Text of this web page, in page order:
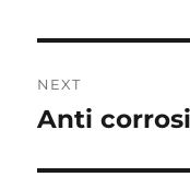
NEXT
Next
Anti